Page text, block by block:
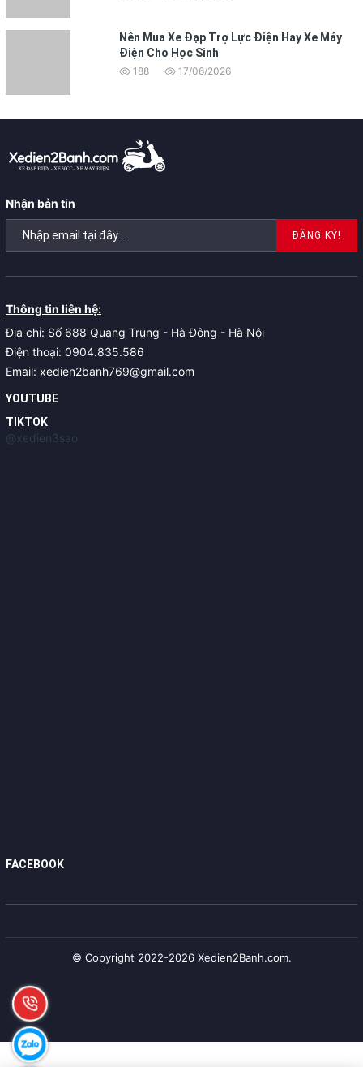
Nên Mua Xe Đạp Trợ Lực Điện Hay Xe Máy
Điện Cho Học Sinh
188 17/06/2026
Nhận bản tin
ĐĂNG KÝ!
Thông tin liên hệ:
Địa chỉ: Số 688 Quang Trung - Hà Đông - Hà Nội
Điện thoại: 0904.835.586
Email: xedien2banh769@gmail.com
YOUTUBE
TIKTOK
@xedien3sao
FACEBOOK
© Copyright 2022-2026 Xedien2Banh.com.